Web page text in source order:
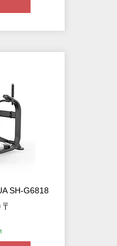
SH-G6818
₸